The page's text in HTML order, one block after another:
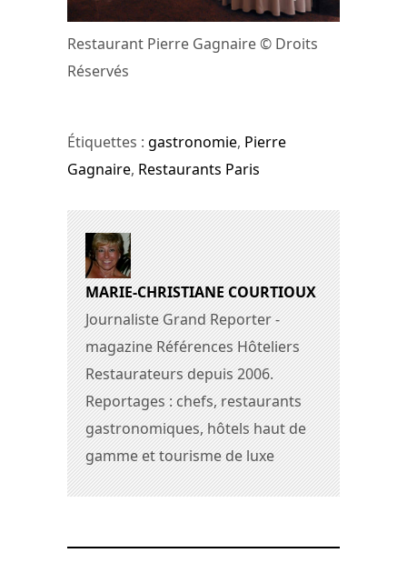
Restaurant Pierre Gagnaire © Droits
Réservés
Étiquettes : gastronomie, Pierre
Gagnaire, Restaurants Paris
MARIE-CHRISTIANE COURTIOUX
Journaliste Grand Reporter -
magazine Références Hôteliers
Restaurateurs depuis 2006.
Reportages : chefs, restaurants
gastronomiques, hôtels haut de
gamme et tourisme de luxe